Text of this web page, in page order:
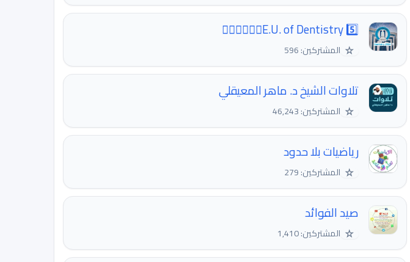
E.U. of Dentistry 5️⃣🧑🏻‍⚕👩🏻‍⚕
☆ المشتركين: 596
تلاوات الشيخ د. ماهر المعيقلي
☆ المشتركين: 46,243
رياضيات بلا حدود
☆ المشتركين: 279
صيد الفوائد
☆ المشتركين: 1,410